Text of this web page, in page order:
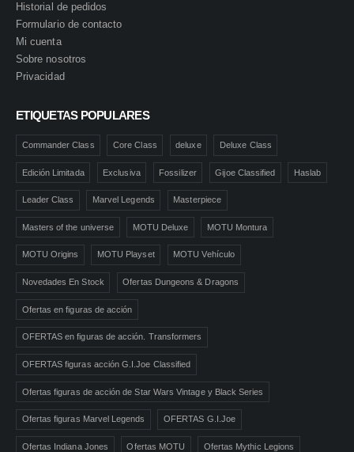
Historial de pedidos
Formulario de contacto
Mi cuenta
Sobre nosotros
Privacidad
ETIQUETAS POPULARES
Commander Class Core Class deluxe Deluxe Class
Edición Limitada Exclusiva Fossilizer Gijoe Classified Haslab
Leader Class Marvel Legends Masterpiece
Masters of the universe MOTU Deluxe MOTU Montura
MOTU Origins MOTU Playset MOTU Vehículo
Novedades En Stock Ofertas Dungeons & Dragons
Ofertas en figuras de acción
OFERTAS en figuras de acción. Transformers
OFERTAS figuras acción G.I.Joe Classified
Ofertas figuras de acción de Star Wars Vintage y Black Series
Ofertas figuras Marvel Legends OFERTAS G.I.Joe
Ofertas Indiana Jones Ofertas MOTU Ofertas Mythic Legions